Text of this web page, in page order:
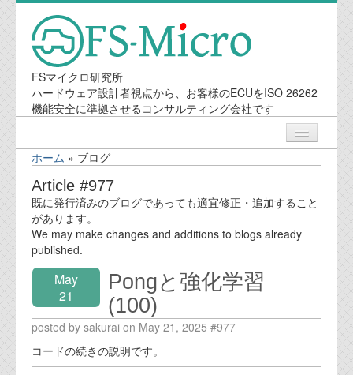
FSマイクロ研究所
ハードウェア設計者視点から、お客様のECUをISO 26262
機能安全に準拠させるコンサルティング会社です
ニュース
業務内容
会社案内
会社概要
代表ご挨拶
ホーム » ブログ
Article #977
既に発行済みのブログであっても適宜修正・追加すること
があります。
We may make changes and additions to blogs already
published.
May
21
Pongと強化学習
(100)
posted by sakurai on May 21, 2025 #977
コードの続きの説明です。